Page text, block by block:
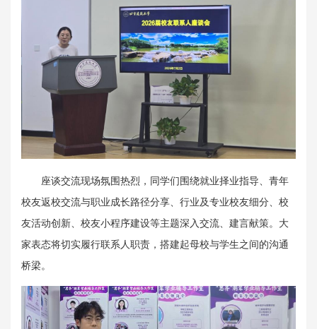
座谈交流现场氛围热烈，同学们围绕就业择业指导、青年
校友返校交流与职业成长路径分享、行业及专业校友细分、校
友活动创新、校友小程序建设等主题深入交流、建言献策。大
家表态将切实履行联系人职责，搭建起母校与学生之间的沟通
桥梁。